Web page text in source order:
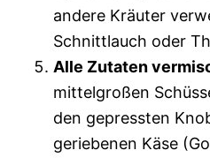
andere Kräuter
Schnittlauch oder
Alle Zutaten
mittelgroßen
den gepressten
geriebenen Käse